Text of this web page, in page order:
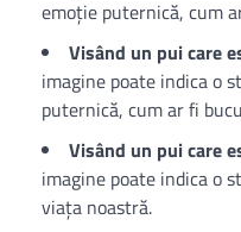
emoție puternică, cum
Visând un pui care
imagine poate indica o
puternică, cum ar fi
Visând un pui care
imagine poate indica o
viața noastră.